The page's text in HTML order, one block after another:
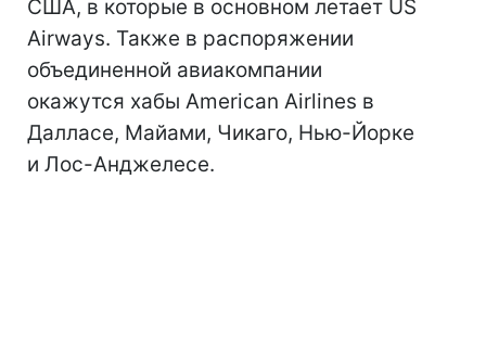
США, в которые в основном летает US
Airways. Также в распоряжении
объединенной авиакомпании
окажутся хабы American Airlines в
Далласе, Майами, Чикаго, Нью-Йорке
и Лос-Анджелесе.